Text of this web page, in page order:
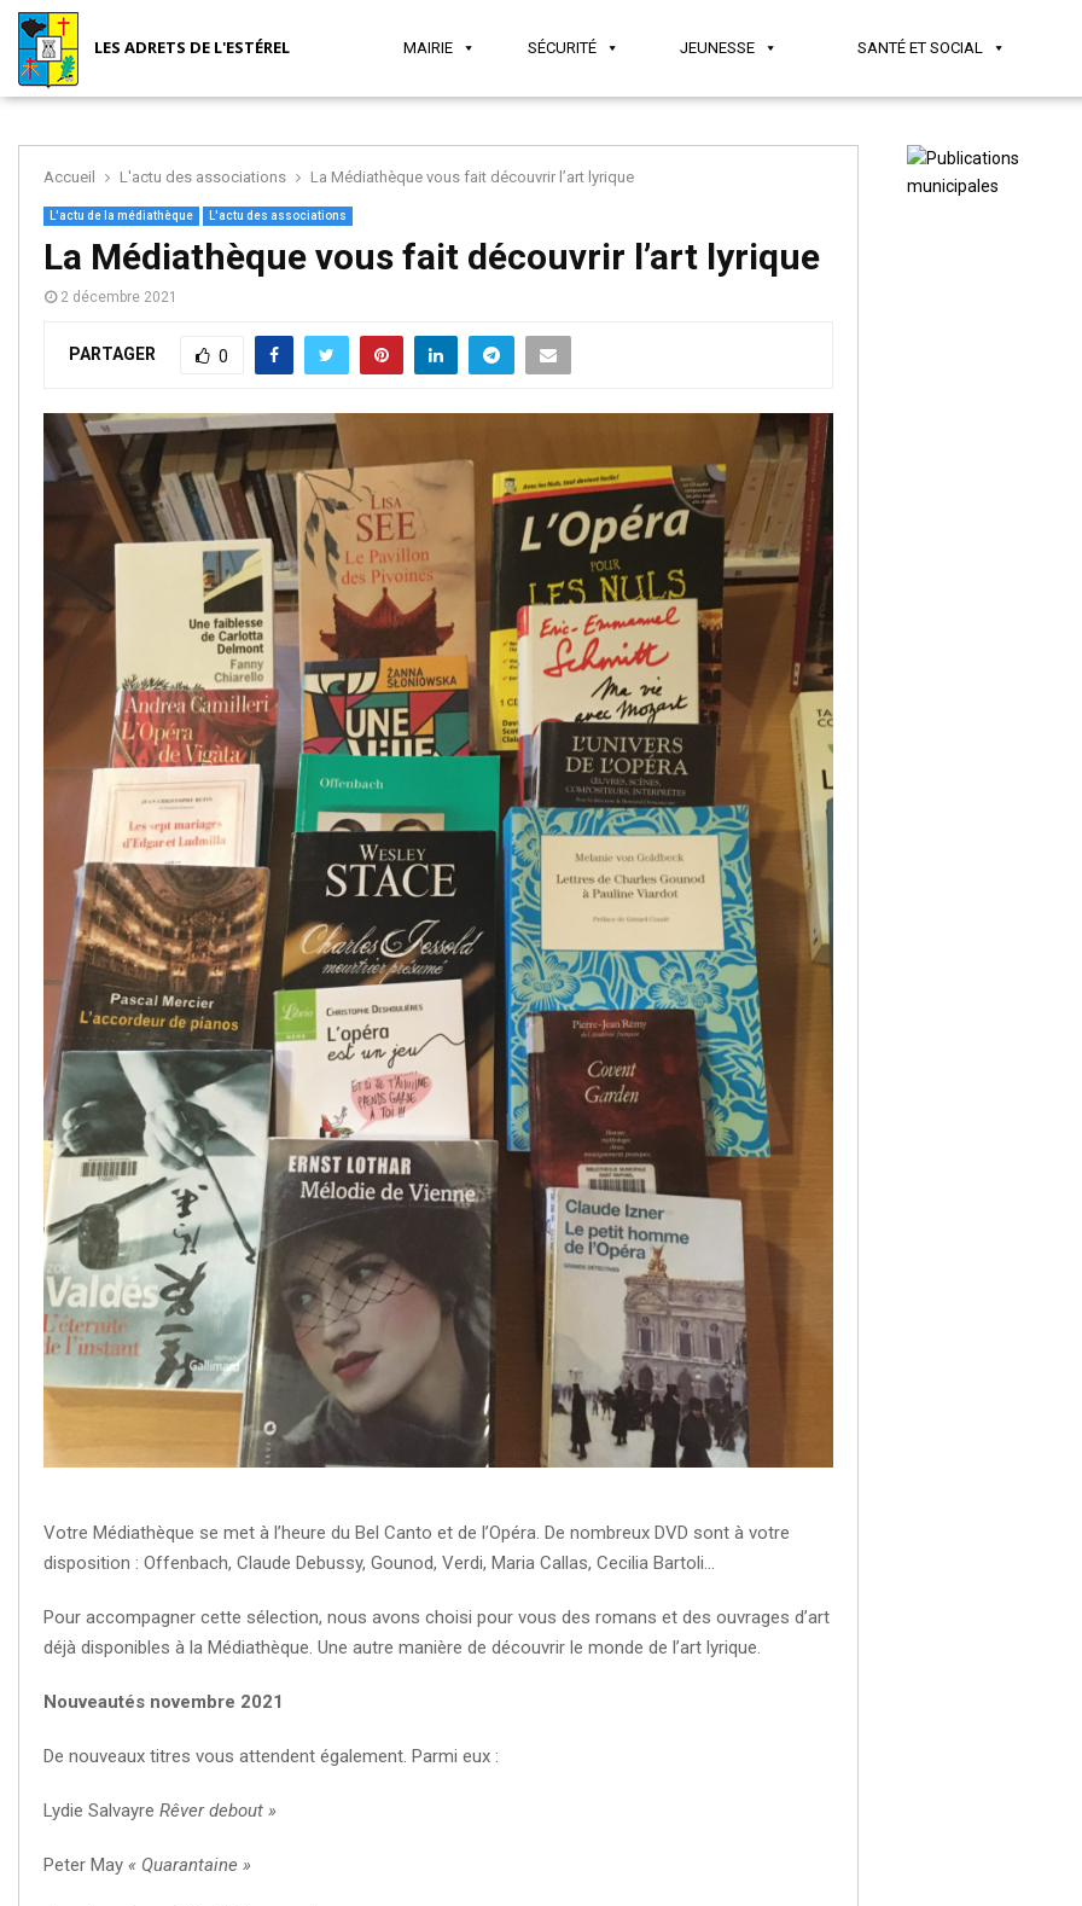
LES ADRETS DE L'ESTÉREL MAIRIE SÉCURITÉ JEUNESSE SANTÉ ET SOCIAL
Accueil L'actu des associations La Médiathèque vous fait découvrir l’art lyrique
L'actu de la médiathèque L'actu des associations
La Médiathèque vous fait découvrir l’art lyrique
2 décembre 2021
PARTAGER 0
Votre Médiathèque se met à l’heure du Bel Canto et de l’Opéra. De nombreux DVD sont à votre
disposition : Offenbach, Claude Debussy, Gounod, Verdi, Maria Callas, Cecilia Bartoli…
Pour accompagner cette sélection, nous avons choisi pour vous des romans et des ouvrages d’art
déjà disponibles à la Médiathèque. Une autre manière de découvrir le monde de l’art lyrique.
Nouveautés novembre 2021
De nouveaux titres vous attendent également. Parmi eux :
Lydie SalvayreRêver debout »
Peter May « Quarantaine »
MAIRIESÉCURITÉJEUNESSESANTÉASSOCIATIONS